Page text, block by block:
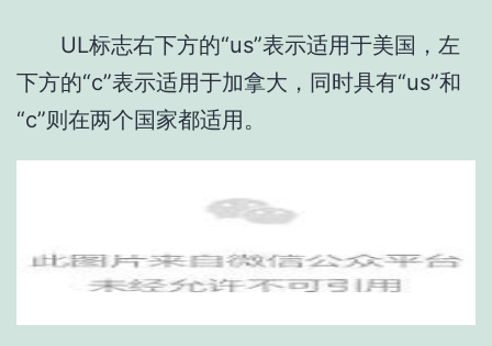
UL标志右下方的“us”表示适用于美国，左
下方的“c”表示适用于加拿大，同时具有“us”和
“c”则在两个国家都适用。